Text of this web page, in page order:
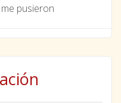
pusieron